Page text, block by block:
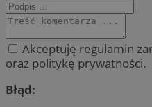
Akceptuję regulamin
oraz politykę prywatności.
Błąd: